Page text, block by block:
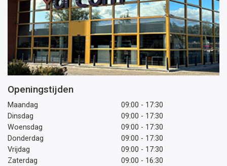
Openingstijden
Maandag
09:00 - 17:30
Dinsdag
09:00 - 17:30
Woensdag
09:00 - 17:30
Donderdag
09:00 - 17:30
Vrijdag
09:00 - 17:30
Zaterdag
09:00 - 16:30